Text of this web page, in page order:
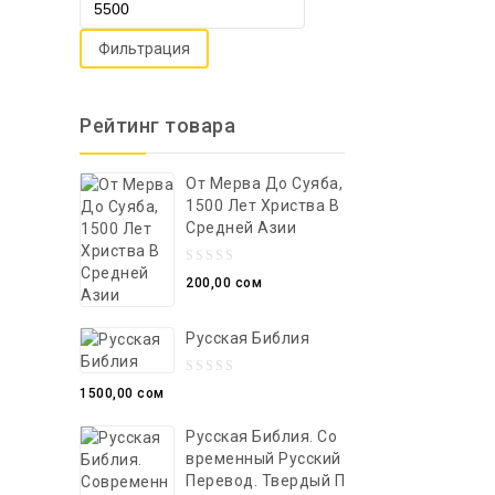
Фильтрация
Рейтинг товара
От Мерва До Суяба,
1500 Лет Христва В
Средней Азии
0
of
5
200,00 сом
Русская Библия
of
5
1500,00 сом
Русская Библия. Со
Временный Русский
Перевод. Твердый П